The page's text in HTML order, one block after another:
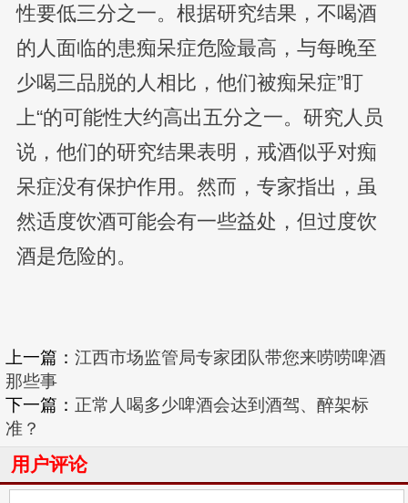
性要低三分之一。根据研究结果，不喝酒
的人面临的患痴呆症危险最高，与每晚至
少喝三品脱的人相比，他们被痴呆症”盯
上“的可能性大约高出五分之一。研究人员
说，他们的研究结果表明，戒酒似乎对痴
呆症没有保护作用。然而，专家指出，虽
然适度饮酒可能会有一些益处，但过度饮
酒是危险的。
上一篇： 江西市场监管局专家团队带您来唠唠啤酒
那些事
下一篇： 正常人喝多少啤酒会达到酒驾、醉架标
准？
用户评论